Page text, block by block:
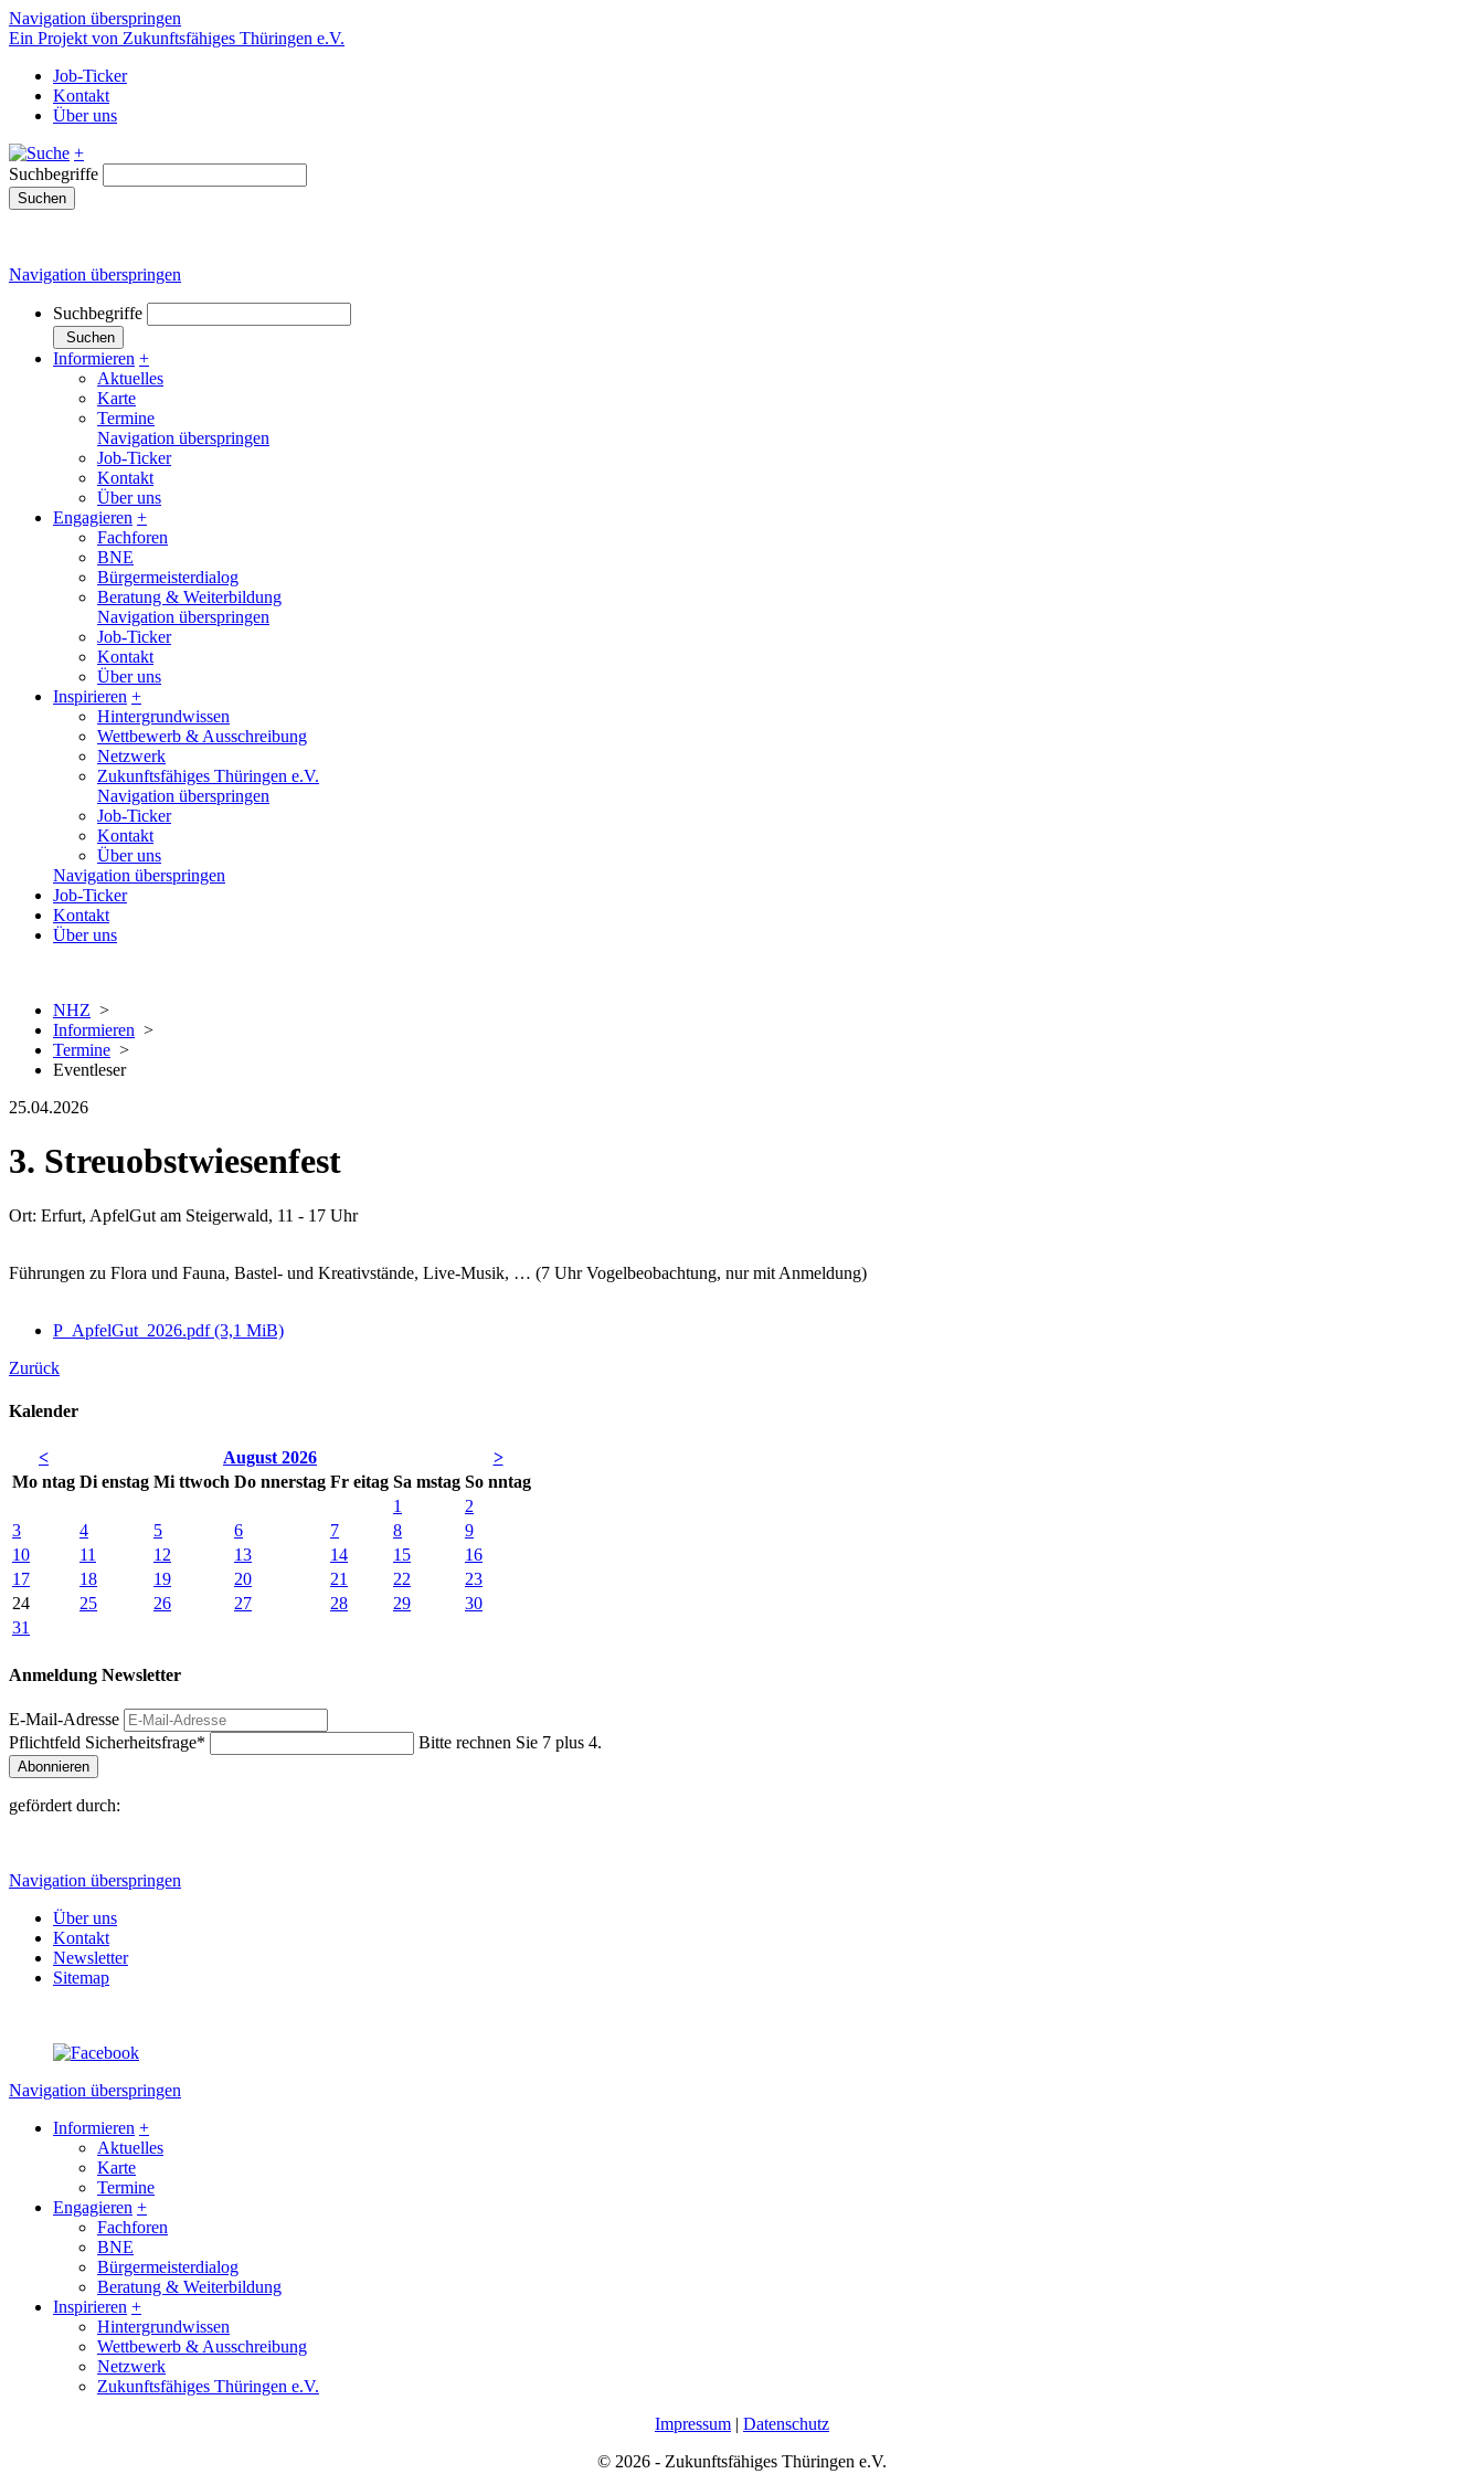
Navigation überspringen
Ein Projekt von Zukunftsfähiges Thüringen e.V.
Job-Ticker
Kontakt
Über uns
+
Suchbegriffe
Suchen
Navigation überspringen
Suchbegriffe
Suchen
Informieren +
Aktuelles
Karte
Termine
Navigation überspringen
Job-Ticker
Kontakt
Über uns
Engagieren +
Fachforen
BNE
Bürgermeisterdialog
Beratung & Weiterbildung
Navigation überspringen
Job-Ticker
Kontakt
Über uns
Inspirieren +
Hintergrundwissen
Wettbewerb & Ausschreibung
Netzwerk
Zukunftsfähiges Thüringen e.V.
Navigation überspringen
Job-Ticker
Kontakt
Über uns
Navigation überspringen
Job-Ticker
Kontakt
Über uns
NHZ >
Informieren >
Termine >
Eventleser
25.04.2026
3. Streuobstwiesenfest
Ort: Erfurt, ApfelGut am Steigerwald, 11 - 17 Uhr
Führungen zu Flora und Fauna, Bastel- und Kreativstände, Live-Musik, … (7 Uhr Vogelbeobachtung, nur mit Anmeldung)
P_ApfelGut_2026.pdf(3,1 MiB)
Zurück
Kalender
< August 2026
>
Mo ntag Dienstag Mittwoch Do nnerstag Fr eitag Sa mstag So nntag
1
2
3
4 5 6 7 8
9
10
11 12 13 14 15
16
17
18 19 20 21 22
23
24
25 26 27 28 29
30
31
Anmeldung Newsletter
E-Mail-Adresse
Pflichtfeld Sicherheitsfrage* Bitte rechnen Sie 7 plus 4.
Abonnieren
gefördert durch:
Navigation überspringen
Über uns
Kontakt
Newsletter
Sitemap
Navigation überspringen
Informieren +
Aktuelles
Karte
Termine
Engagieren +
Fachforen
BNE
Bürgermeisterdialog
Beratung & Weiterbildung
Inspirieren +
Hintergrundwissen
Wettbewerb & Ausschreibung
Netzwerk
Zukunftsfähiges Thüringen e.V.
Impressum | Datenschutz
© 2026 - Zukunftsfähiges Thüringen e.V.